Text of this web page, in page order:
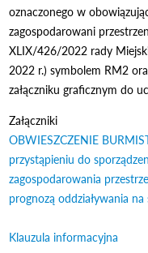
oznaczonego w
zagospodarowani
XLIX/426/2022 rady
2022 r.) symbolem RM2
załączniku graficznym do
Załączniki
OBWIESZCZENIE
przystąpieniu do
zagospodarowania
prognozą oddziaływania
Klauzula informacyjna